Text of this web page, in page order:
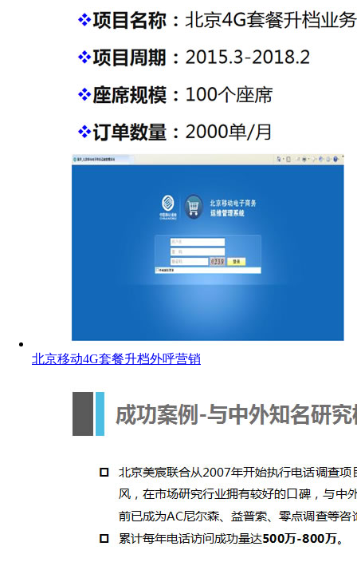
北京移动4G套餐升档外呼营销